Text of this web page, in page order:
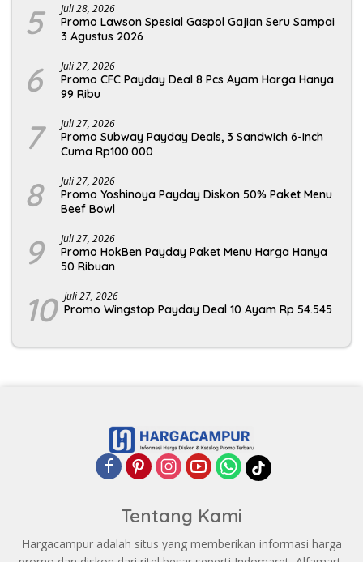
5 Juli 28, 2026
Promo Lawson Spesial Gaspol Gajian Seru Sampai
3 Agustus 2026
6 Juli 27, 2026
Promo CFC Payday Deal 8 Pcs Ayam Harga Hanya
99 Ribu
7 Juli 27, 2026
Promo Subway Payday Deals, 3 Sandwich 6-Inch
Cuma Rp100.000
8 Juli 27, 2026
Promo Yoshinoya Payday Diskon 50% Paket Menu
Beef Bowl
9 Juli 27, 2026
Promo HokBen Payday Paket Menu Harga Hanya
50 Ribuan
10 Juli 27, 2026
Promo Wingstop Payday Deal 10 Ayam Rp 54.545
Tentang Kami
Hargacampur adalah situs yang memberikan informasi harga